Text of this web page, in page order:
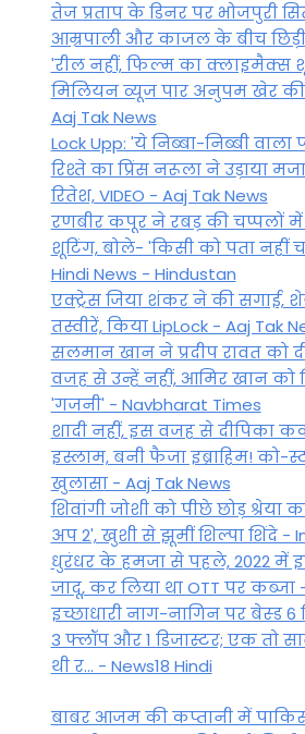
तेज प्रताप के डिनर पर भोजपुरी
आम्रपाली और काजल के बीच
'रील नहीं, फिल्म का क्लाइमैक्स
मिलियन व्यूज पार अनुपम खेर
Aaj Tak News
Lock Upp: 'ये निब्बा-निब्बी वाला
रिश्ते का प्रिंस नरूला ने उड़ाया
रितेश, VIDEO - Aaj Tak News
रणबीर कपूर ने रबड़ की चप्पलों
शूटिंग, बोले- 'किसी को पता नहीं
Hindi News - Hindustan
एक्ट्रेस जिया शंकर ने की सगाई,
तस्वीरें, किया LipLock - Aaj Tak
सलमान खान ने प्रदीप रावत को
वजह से उन्हें नहीं, आमिर खान को
'गजनी' - Navbharat Times
शादी नहीं, इस वजह से दीपिका
इस्लाम, बनी फैजा इब्राहिम! को-
खुलासा - Aaj Tak News
शिवांगी जोशी को पीछे छोड़ श्रेया
अप 2', खुशी से झूमीं शिल्पा शिंदे -
धुरंधर के हमजा से पहले, 2022 में
जादू, कर लिया था OTT पर कब्जा
इच्छाधारी नाग-नागिन पर बेस्ड
3 फ्लॉप और 1 डिजास्टर; एक तो
थी र... - News18 Hindi
बाबर आजम की कप्तानी में